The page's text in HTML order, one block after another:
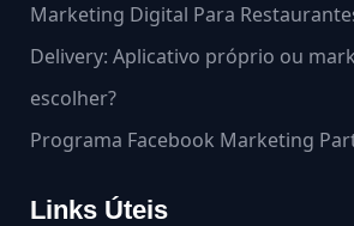
Marketing Digital Para
Delivery: Aplicativo próprio ou
escolher?
Programa Facebook Marketing
Links Úteis